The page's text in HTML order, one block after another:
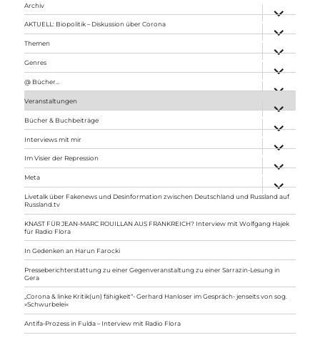
Archiv
anzeigen
AKTUELL: Biopolitik – Diskussion über Corona
anzeigen
Themen
anzeigen
Genres
anzeigen
@ Bücher…
Veranstaltungen
anzeigen
Bücher & Buchbeiträge
anzeigen
Interviews mit mir
anzeigen
Im Visier der Repression
anzeigen
Meta
anzeigen
Livetalk über Fakenews und Desinformation zwischen Deutschland und Russland auf
Russland.tv
KNAST FÜR JEAN-MARC ROUILLAN AUS FRANKREICH? Interview mit Wolfgang Hajek
für Radio Flora
In Gedenken an Harun Farocki
Presseberichterstattung zu einer Gegenveranstaltung zu einer Sarrazin-Lesung in
Gera
„Corona & linke Kritik(un) fähigkeit“- Gerhard Hanloser im Gespräch- jenseits von sog.
»Schwurbelei«
Antifa-Prozess in Fulda – Interview mit Radio Flora